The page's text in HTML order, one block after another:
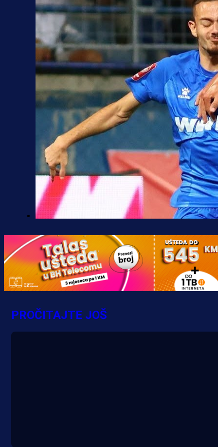
Željo uprkos svim problemima
krenuo pobjedom: Plavi slavili na
Grbavici!
PROČITAJTE JOŠ